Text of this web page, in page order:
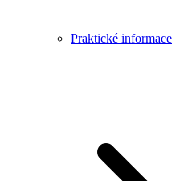
Praktické informace